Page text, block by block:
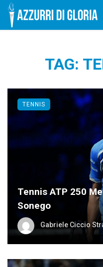
TAG:
Tennis ATP 250
Sonego
Gabriele Ciccio
TENNIS